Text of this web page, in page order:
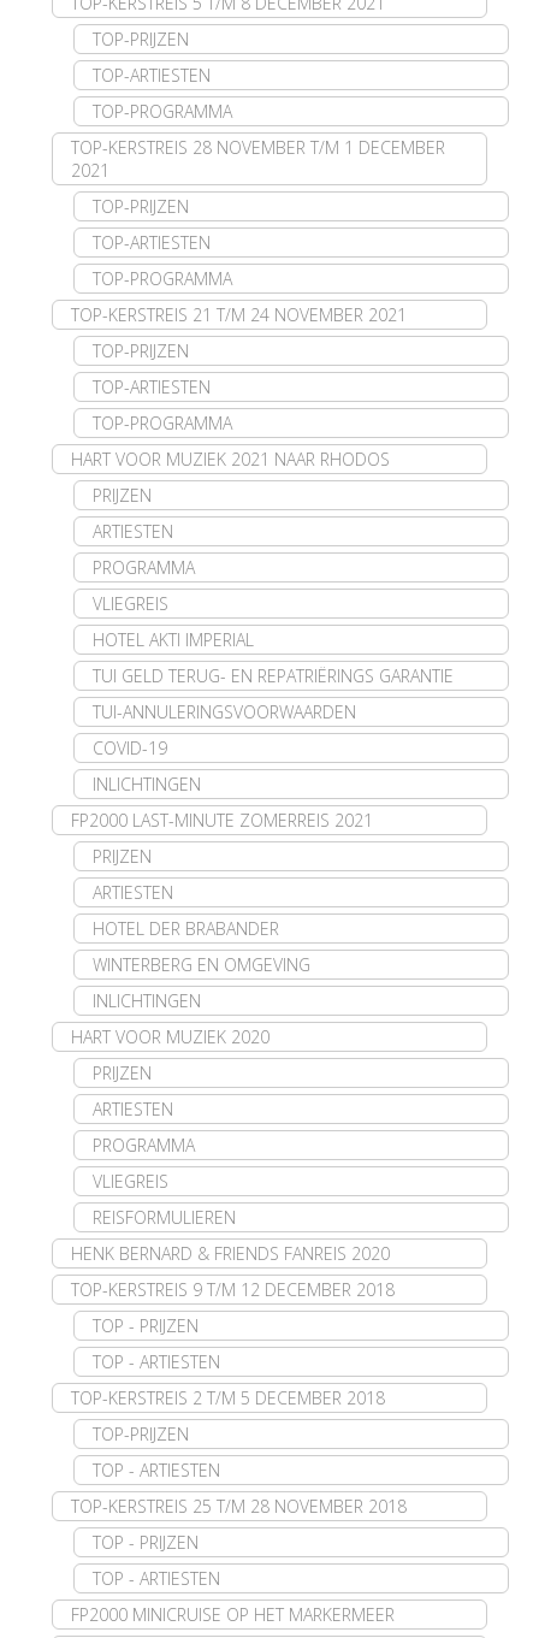
TOP-PRIJZEN
TOP-ARTIESTEN
TOP-PROGRAMMA
TOP-KERSTREIS 28 NOVEMBER T/M 1 DECEMBER
2021
TOP-PRIJZEN
TOP-ARTIESTEN
TOP-PROGRAMMA
TOP-KERSTREIS 21 T/M 24 NOVEMBER 2021
TOP-PRIJZEN
TOP-ARTIESTEN
TOP-PROGRAMMA
HART VOOR MUZIEK 2021 NAAR RHODOS
PRIJZEN
ARTIESTEN
PROGRAMMA
VLIEGREIS
HOTEL AKTI IMPERIAL
TUI GELD TERUG- EN REPATRIËRINGS GARANTIE
TUI-ANNULERINGSVOORWAARDEN
COVID-19
INLICHTINGEN
FP2000 LAST-MINUTE ZOMERREIS 2021
PRIJZEN
ARTIESTEN
HOTEL DER BRABANDER
WINTERBERG EN OMGEVING
INLICHTINGEN
HART VOOR MUZIEK 2020
PRIJZEN
ARTIESTEN
PROGRAMMA
VLIEGREIS
REISFORMULIEREN
HENK BERNARD & FRIENDS FANREIS 2020
TOP-KERSTREIS 9 T/M 12 DECEMBER 2018
TOP - PRIJZEN
TOP - ARTIESTEN
TOP-KERSTREIS 2 T/M 5 DECEMBER 2018
TOP-PRIJZEN
TOP - ARTIESTEN
TOP-KERSTREIS 25 T/M 28 NOVEMBER 2018
TOP - PRIJZEN
TOP - ARTIESTEN
FP2000 MINICRUISE OP HET MARKERMEER